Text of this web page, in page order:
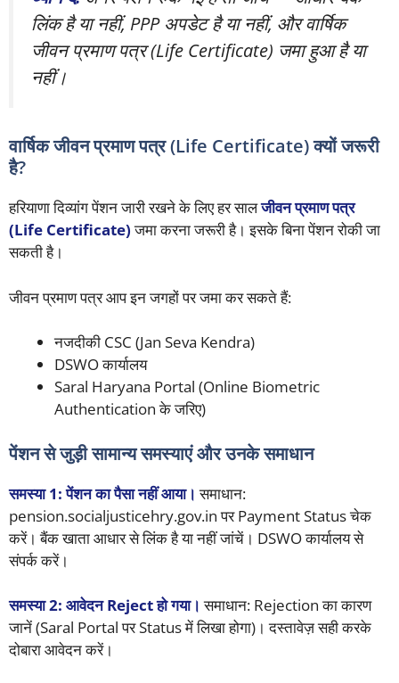
लिंक है या नहीं, PPP अपडेट है या नहीं, और वार्षिक
जीवन प्रमाण पत्र (Life Certificate) जमा हुआ है या
नहीं।
वार्षिक जीवन प्रमाण पत्र (Life Certificate) क्यों जरूरी
है?
हरियाणा दिव्यांग पेंशन जारी रखने के लिए हर सालजीवन प्रमाण पत्र
(Life Certificate)जमा करना जरूरी है। इसके बिना पेंशन रोकी जा
सकती है।
जीवन प्रमाण पत्र आप इन जगहों पर जमा कर सकते हैं:
नजदीकी CSC (Jan Seva Kendra)
DSWO कार्यालय
Saral Haryana Portal (Online Biometric
Authentication के जरिए)
पेंशन से जुड़ी सामान्य समस्याएं और उनके समाधान
समस्या 1: पेंशन का पैसा नहीं आया। समाधान:
pension.socialjusticehry.gov.in पर Payment Status चेक
करें। बैंक खाता आधार से लिंक है या नहीं जांचें। DSWO कार्यालय से
संपर्क करें।
समस्या 2: आवेदन Reject हो गया। समाधान: Rejection का कारण
जानें (Saral Portal पर Status में लिखा होगा)। दस्तावेज़ सही करके
दोबारा आवेदन करें।